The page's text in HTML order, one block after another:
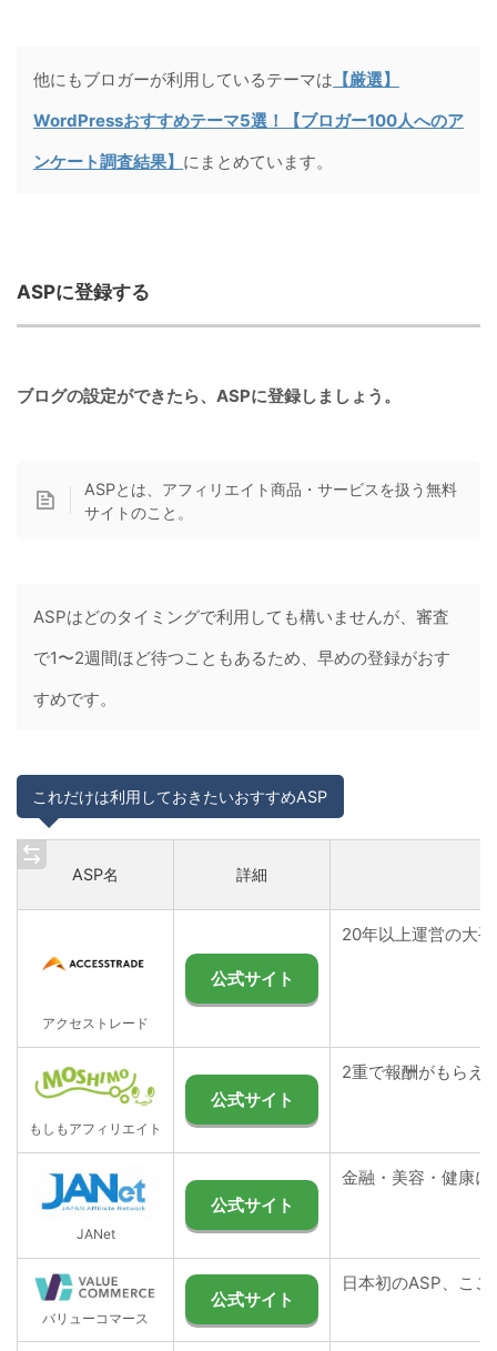
他にもブロガーが利用しているテーマは 【厳選】
WordPressおすすめテーマ5選！【ブロガー100人へのア
ンケート調査結果】 にまとめています。
ASPに登録する
ブログの設定ができたら、ASPに登録しましょう。
ASPとは、アフィリエイト商品・サービスを扱う無料
サイトのこと。
ASPはどのタイミングで利用しても構いませんが、審査
で1〜2週間ほど待つこともあるため、早めの登録がおす
すめです。
これだけは利用しておきたいおすすめASP
ASP名 詳細
アクセストレード
公式サイト
20年以上運営の大手
もしもアフィリエイト
公式サイト
2重で報酬がもらえ
JANet
公式サイト
金融・美容・健康
バリューコマース
公式サイト
日本初のASP、こ